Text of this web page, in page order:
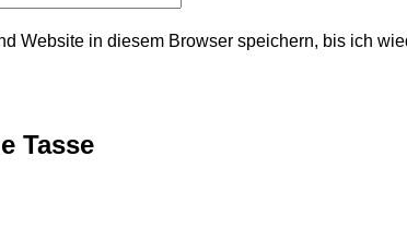
Website in diesem Browser speichern, bis ich
Tasse